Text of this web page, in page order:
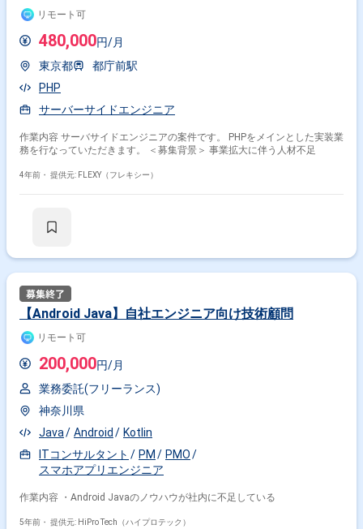
リモート可
480,000円/月
東京都
都庁前駅
PHP
サーバーサイドエンジニア
作業内容 サーバサイドエンジニアの案件です。 PHPをメインとした実装業
務を行なっていただきます。 ＜募集背景＞ 事業拡大に伴う人材不足
4年前・ 提供元: FLEXY（フレキシー）
【Android Java】自社エンジニア向け技術顧問
リモート可
200,000円/月
業務委託(フリーランス)
神奈川県
Java
Android
Kotlin
ITコンサルタント
PM
PMO
スマホアプリエンジニア
作業内容 ・Android Javaのノウハウが社内に不足している
5年前・ 提供元: HiPro Tech（ハイプロテック）